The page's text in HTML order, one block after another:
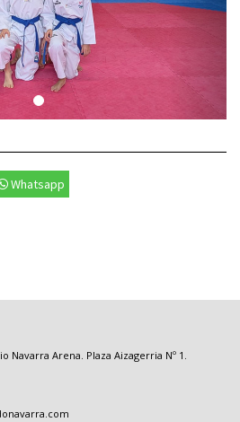
Whatsapp
Navarra Arena. Plaza Aizagerria Nº 1.